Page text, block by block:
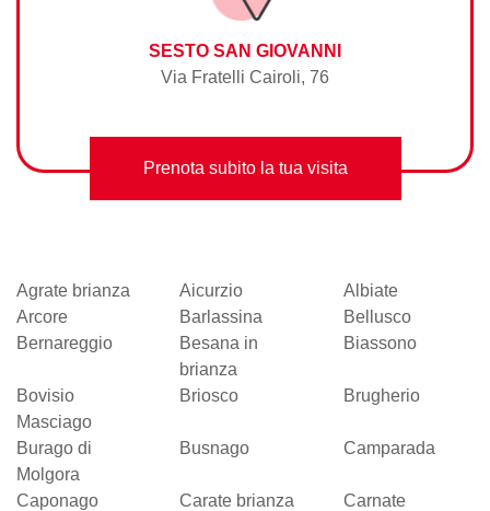
SESTO SAN GIOVANNI
Via Fratelli Cairoli, 76
Prenota subito la tua visita
Agrate brianza Aicurzio
Albiate
Arcore
Barlassina
Bellusco
Bernareggio
Besana in
brianza
Biassono
Bovisio
Masciago
Briosco Brugherio
Burago di
Molgora
Busnago Camparada
Caponago Carate brianza
Carnate